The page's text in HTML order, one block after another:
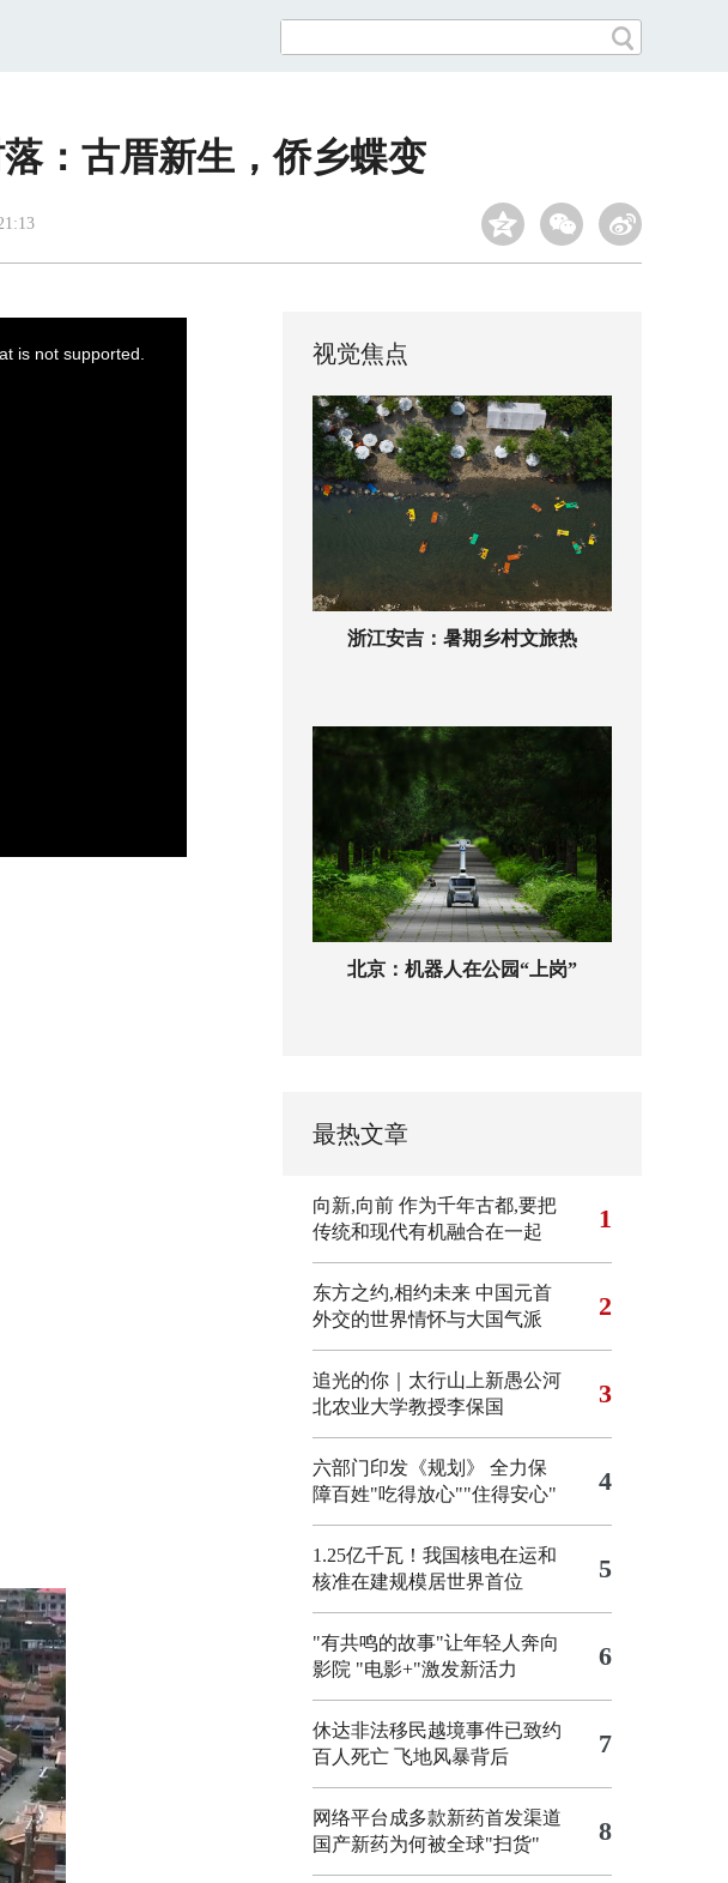
：古厝新生，侨乡蝶变
is not supported. 视觉焦点
浙江安吉：暑期乡村文旅热
北京：机器人在公园“上岗”
最热文章
向新,向前 作为千年古都,要把
传统和现代有机融合在一起
1
东方之约,相约未来 中国元首
外交的世界情怀与大国气派
2
追光的你｜太行山上新愚公河
北农业大学教授李保国
3
六部门印发《规划》 全力保
障百姓"吃得放心""住得安心"
4
1.25亿千瓦！我国核电在运和
核准在建规模居世界首位
5
"有共鸣的故事"让年轻人奔向
影院 "电影+"激发新活力 6
休达非法移民越境事件已致约
百人死亡 飞地风暴背后 7
网络平台成多款新药首发渠道
国产新药为何被全球"扫货"
8